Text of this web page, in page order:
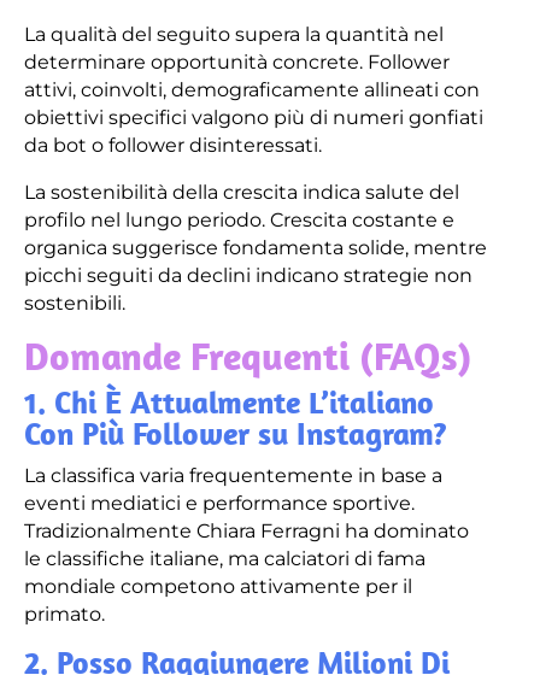
La qualità del seguito supera la quantità nel
determinare opportunità concrete. Follower
attivi, coinvolti, demograficamente allineati con
obiettivi specifici valgono più di numeri gonfiati
da bot o follower disinteressati.
La sostenibilità della crescita indica salute del
profilo nel lungo periodo. Crescita costante e
organica suggerisce fondamenta solide, mentre
picchi seguiti da declini indicano strategie non
sostenibili.
Domande Frequenti (FAQs)
1. Chi È Attualmente L’italiano
Con Più Follower su Instagram?
La classifica varia frequentemente in base a
eventi mediatici e performance sportive.
Tradizionalmente Chiara Ferragni ha dominato
le classifiche italiane, ma calciatori di fama
mondiale competono attivamente per il
primato.
2. Posso Raggiungere Milioni Di